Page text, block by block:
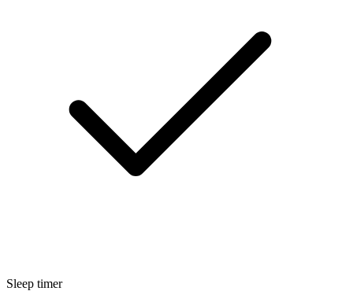
Sleep timer